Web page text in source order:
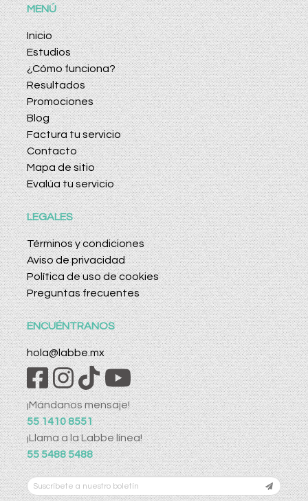
MENÚ
Inicio
Estudios
¿Cómo funciona?
Resultados
Promociones
Blog
Factura tu servicio
Contacto
Mapa de sitio
Evalúa tu servicio
LEGALES
Términos y condiciones
Aviso de privacidad
Política de uso de cookies
Preguntas frecuentes
ENCUÉNTRANOS
hola@labbe.mx
¡Mándanos mensaje!
55 1410 8551
¡Llama a la Labbe línea!
55 5488 5488